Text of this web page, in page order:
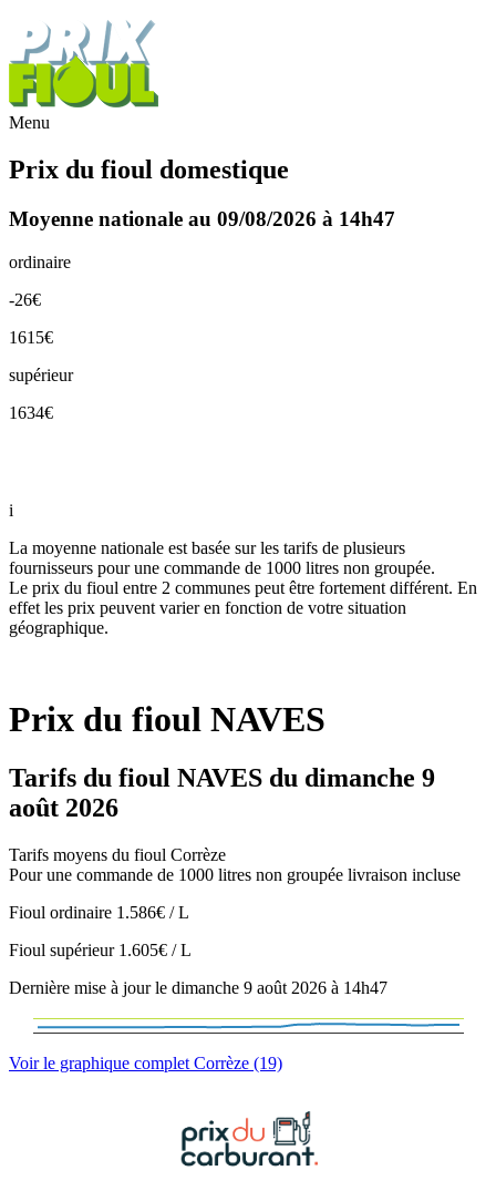
Menu
Prix du fioul domestique
Moyenne nationale au 09/08/2026 à 14h47
ordinaire
-26€
1615€
supérieur
1634€
i
La moyenne nationale est basée sur les tarifs de plusieurs
fournisseurs pour une commande de 1000 litres non groupée.
Le prix du fioul entre 2 communes peut être fortement différent. En
effet les prix peuvent varier en fonction de votre situation
géographique.
Prix du fioul NAVES
Tarifs du fioul NAVES du dimanche 9
août 2026
Tarifs moyens du fioul Corrèze
Pour une commande de 1000 litres non groupée livraison incluse
Fioul ordinaire 1.586€ / L
Fioul supérieur 1.605€ / L
Dernière mise à jour le dimanche 9 août 2026 à 14h47
Voir le graphique complet Corrèze (19)